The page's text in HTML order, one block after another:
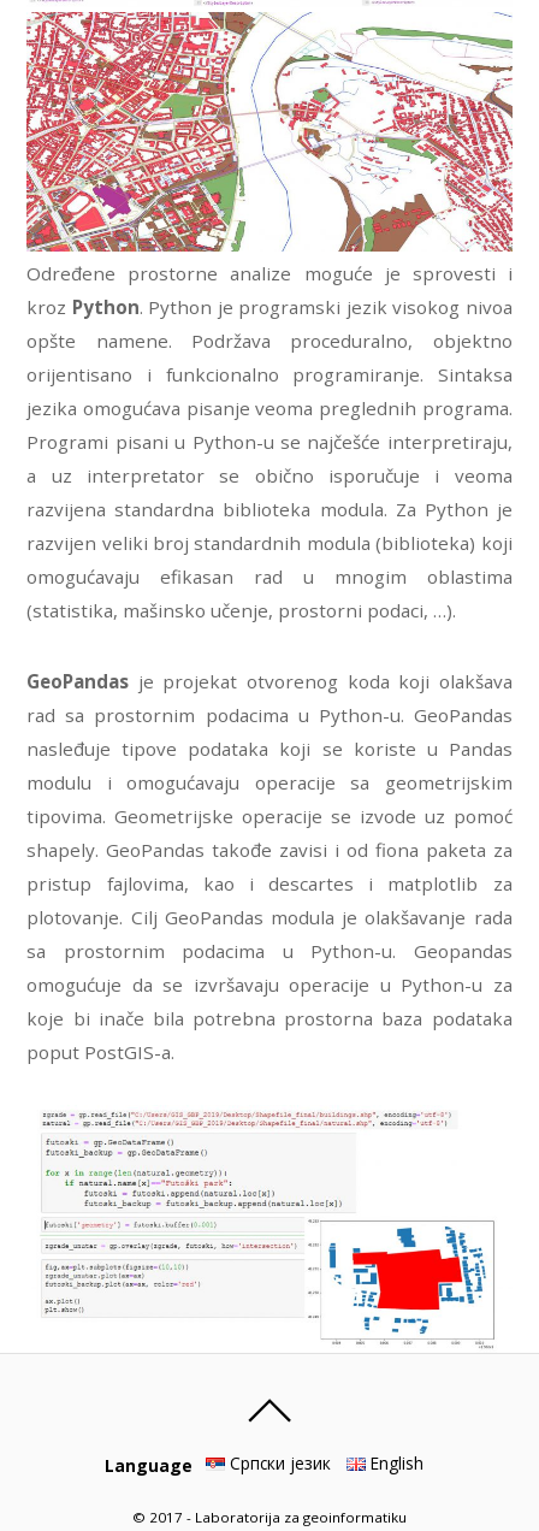
Određene prostorne analize moguće je sprovesti i
kroz Python. Python je programski jezik visokog nivoa
opšte namene. Podržava proceduralno, objektno
orijentisano i funkcionalno programiranje. Sintaksa
jezika omogućava pisanje veoma preglednih programa.
Programi pisani u Python-u se najčešće interpretiraju,
a uz interpretator se obično isporučuje i veoma
razvijena standardna biblioteka modula. Za Python je
razvijen veliki broj standardnih modula (biblioteka) koji
omogućavaju efikasan rad u mnogim oblastima
(statistika, mašinsko učenje, prostorni podaci, …).
GeoPandas je projekat otvorenog koda koji olakšava
rad sa prostornim podacima u Python-u. GeoPandas
nasleđuje tipove podataka koji se koriste u Pandas
modulu i omogućavaju operacije sa geometrijskim
tipovima. Geometrijske operacije se izvode uz pomoć
shapely. GeoPandas takođe zavisi i od fiona paketa za
pristup fajlovima, kao i descartes i matplotlib za
plotovanje. Cilj GeoPandas modula je olakšavanje rada
sa prostornim podacima u Python-u. Geopandas
omogućuje da se izvršavaju operacije u Python-u za
koje bi inače bila potrebna prostorna baza podataka
poput PostGIS-a.
Language Српски језик English
© 2017 - Laboratorija za geoinformatiku